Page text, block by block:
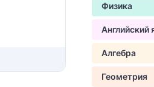
Физика
Английский
Алгебра
Геометрия